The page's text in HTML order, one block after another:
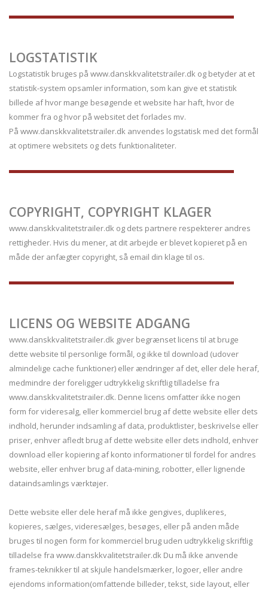
LOGSTATISTIK
Logstatistik bruges på www.danskkvalitetstrailer.dk og betyder at et
statistik-system opsamler information, som kan give et statistik
billede af hvor mange besøgende et website har haft, hvor de
kommer fra og hvor på websitet det forlades mv.
På www.danskkvalitetstrailer.dk anvendes logstatisk med det formål
at optimere websitets og dets funktionaliteter.
COPYRIGHT, COPYRIGHT KLAGER
www.danskkvalitetstrailer.dk og dets partnere respekterer andres
rettigheder. Hvis du mener, at dit arbejde er blevet kopieret på en
måde der anfægter copyright, så email din klage til os.
LICENS OG WEBSITE ADGANG
www.danskkvalitetstrailer.dk giver begrænset licens til at bruge
dette website til personlige formål, og ikke til download (udover
almindelige cache funktioner) eller ændringer af det, eller dele heraf,
medmindre der foreligger udtrykkelig skriftlig tilladelse fra
www.danskkvalitetstrailer.dk. Denne licens omfatter ikke nogen
form for videresalg, eller kommerciel brug af dette website eller dets
indhold, herunder indsamling af data, produktlister, beskrivelse eller
priser, enhver afledt brug af dette website eller dets indhold, enhver
download eller kopiering af konto informationer til fordel for andres
website, eller enhver brug af data-mining, robotter, eller lignende
dataindsamlings værktøjer.
Dette website eller dele heraf må ikke gengives, duplikeres,
kopieres, sælges, videresælges, besøges, eller på anden måde
bruges til nogen form for kommerciel brug uden udtrykkelig skriftlig
tilladelse fra www.danskkvalitetstrailer.dk Du må ikke anvende
frames-teknikker til at skjule handelsmærker, logoer, eller andre
ejendoms information(omfattende billeder, tekst, side layout, eller